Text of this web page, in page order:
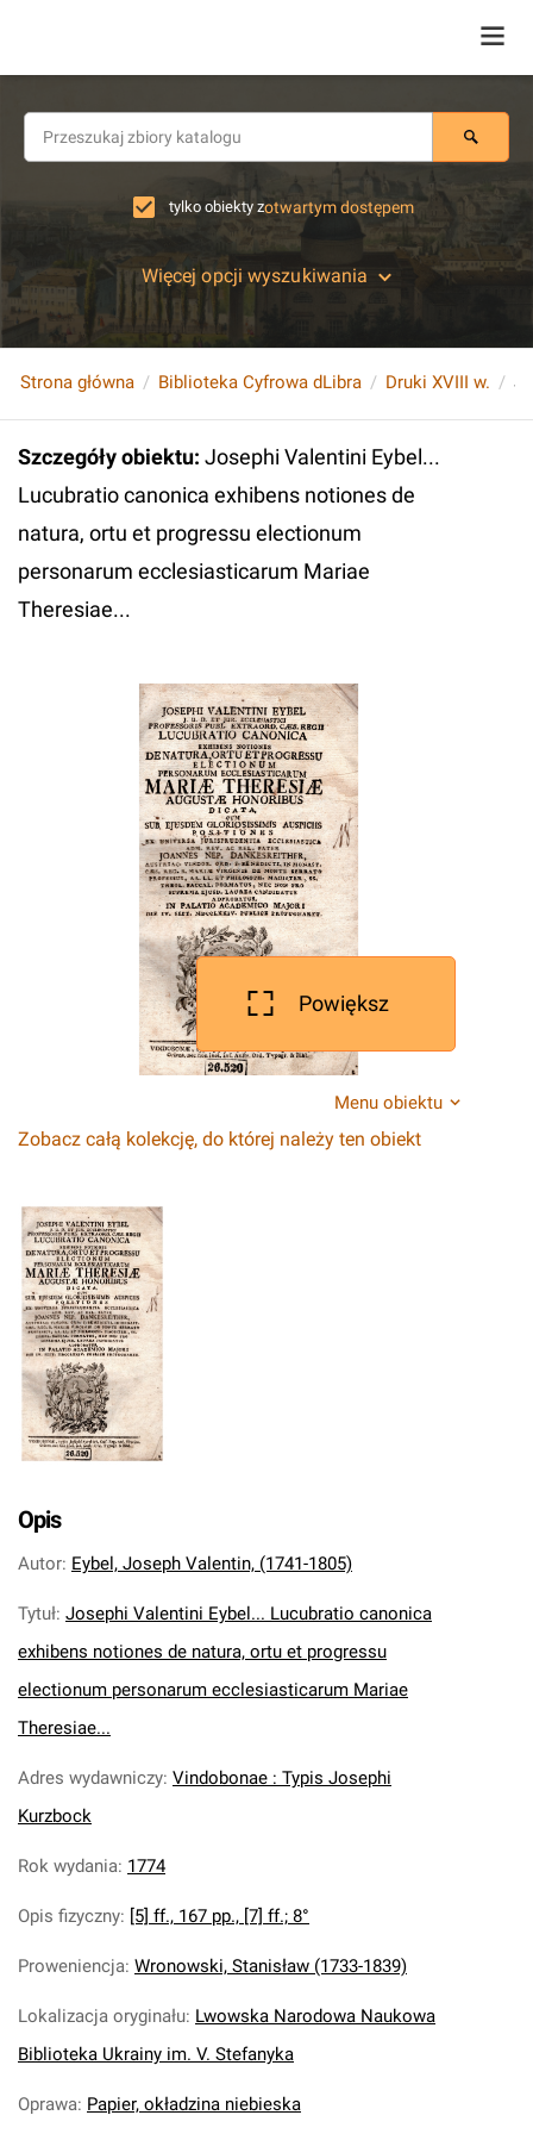
tylko obiekty zotwartym dostępem
Więcej opcji wyszukiwania
Strona główna Biblioteka Cyfrowa dLibra Druki XVIII w.
Szczegóły obiektu: Josephi Valentini Eybel...
Lucubratio canonica exhibens notiones de
natura, ortu et progressu electionum
personarum ecclesiasticarum Mariae
Theresiae...
Powiększ
Menu obiektu
Zobacz całą kolekcję, do której należy ten obiekt
Opis
Autor: Eybel, Joseph Valentin, (1741-1805)
Tytuł: Josephi Valentini Eybel... Lucubratio canonica
exhibens notiones de natura, ortu et progressu
electionum personarum ecclesiasticarum Mariae
Theresiae...
Adres wydawniczy: Vindobonae : Typis Josephi
Kurzbock
Rok wydania: 1774
Opis fizyczny: [5] ff., 167 pp., [7] ff.; 8°
Proweniencja: Wronowski, Stanisław (1733-1839)
Lokalizacja oryginału: Lwowska Narodowa Naukowa
Biblioteka Ukrainy im. V. Stefanyka
Oprawa: Papier, okładzina niebieska